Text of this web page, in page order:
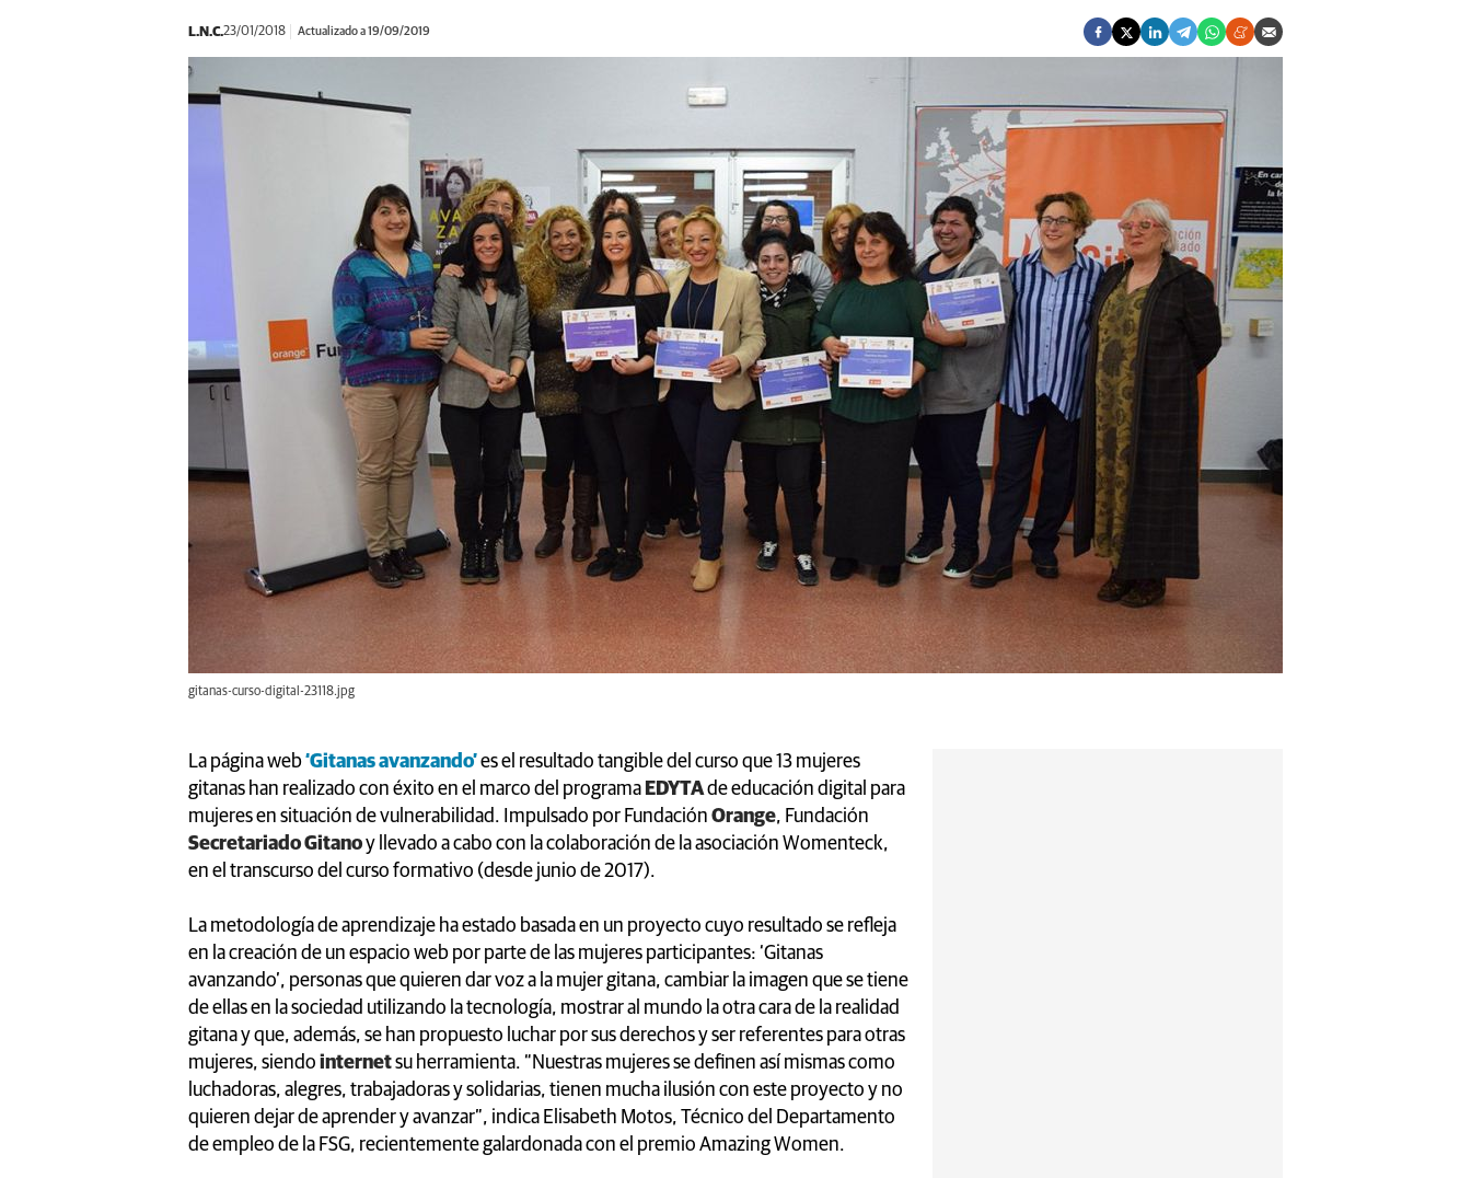
L.N.C.23/01/2018 Actualizado a 19/09/2019
gitanas-curso-digital-23118.jpg
La página web‘Gitanas avanzando’es el resultado tangible del curso que 13 mujeres
gitanas han realizado con éxito en el marco del programa EDYTAde educación digital para
mujeres en situación de vulnerabilidad. Impulsado por Fundación Orange, Fundación
Secretariado Gitanoy llevado a cabo con la colaboración de la asociación Womenteck,
en el transcurso del curso formativo (desde junio de 2017).
La metodología de aprendizaje ha estado basada en un proyecto cuyo resultado se refleja
en la creación de un espacio web por parte de las mujeres participantes: ‘Gitanas
avanzando’, personas que quieren dar voz a la mujer gitana, cambiar la imagen que se tiene
de ellas en la sociedad utilizando la tecnología, mostrar al mundo la otra cara de la realidad
gitana y que, además, se han propuesto luchar por sus derechos y ser referentes para otras
mujeres, siendo internetsu herramienta. “Nuestras mujeres se definen así mismas como
luchadoras, alegres, trabajadoras y solidarias, tienen mucha ilusión con este proyecto y no
quieren dejar de aprender y avanzar”, indica Elisabeth Motos, Técnico del Departamento
de empleo de la FSG, recientemente galardonada con el premio Amazing Women.